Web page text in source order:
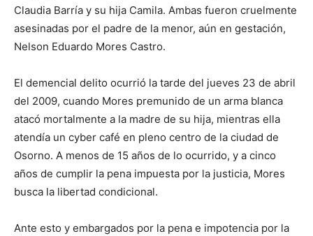
Claudia Barría y su hija Camila. Ambas fueron cruelmente
asesinadas por el padre de la menor, aún en gestación,
Nelson Eduardo Mores Castro.
El demencial delito ocurrió la tarde del jueves 23 de abril
del 2009, cuando Mores premunido de un arma blanca
atacó mortalmente a la madre de su hija, mientras ella
atendía un cyber café en pleno centro de la ciudad de
Osorno. A menos de 15 años de lo ocurrido, y a cinco
años de cumplir la pena impuesta por la justicia, Mores
busca la libertad condicional.
Ante esto y embargados por la pena e impotencia por la